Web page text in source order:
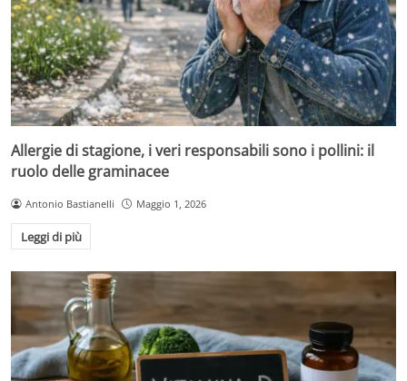
Allergie di stagione, i veri responsabili sono i pollini: il
ruolo delle graminacee
Antonio Bastianelli Maggio 1, 2026
Leggi di più